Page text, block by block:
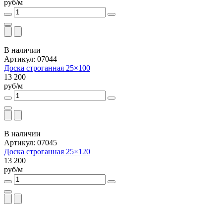
руб/м
В наличии
Артикул: 07044
Доска строганная 25×100
13 200
руб/м
В наличии
Артикул: 07045
Доска строганная 25×120
13 200
руб/м